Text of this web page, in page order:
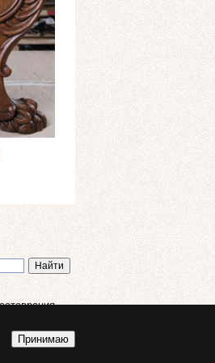
Принимаю